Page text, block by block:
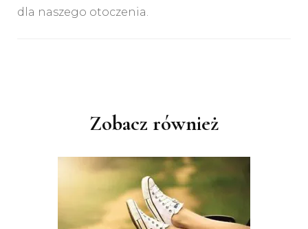
dla naszego otoczenia.
Zobacz również